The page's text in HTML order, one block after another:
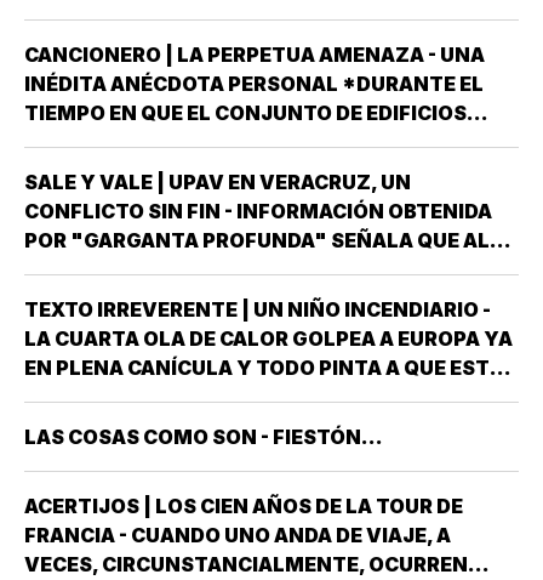
CANCIONERO | LA PERPETUA AMENAZA - UNA
INÉDITA ANÉCDOTA PERSONAL *DURANTE EL
TIEMPO EN QUE EL CONJUNTO DE EDIFICIOS
LLAMADO LOS PINOS FUE RESIDENCIA OFICIAL
DEL PRESIDENTE DE MÉXICO, ESTUVE AHÍ
SOLAMENTE CUATRO VECES, TRES DE ELLAS EN
CALIDAD DE…
SALE Y VALE | UPAV EN VERACRUZ, UN
CONFLICTO SIN FIN - INFORMACIÓN OBTENIDA
POR "GARGANTA PROFUNDA" SEÑALA QUE AL
GOBIERNO DEL ESTADO *ESTÁ A PUNTO DE
"REVENTARLE" EL TEMA DE LA UNIVERSIDAD
POPULAR AUTÓNOMA DE VERACRUZ (UPAV) EN
LAS MANOS *Y NO ES…
TEXTO IRREVERENTE | UN NIÑO INCENDIARIO -
LA CUARTA OLA DE CALOR GOLPEA A EUROPA YA
EN PLENA CANÍCULA Y TODO PINTA A QUE ESTE
2026 SE UBICARÁ COMO EL PEOR DE LA HISTORIA
EN CUANTO A GOLPES CLIMÁTICOS *UNA OLA
LAS COSAS COMO SON - FIESTÓN...
ACERTIJOS | LOS CIEN AÑOS DE LA TOUR DE
FRANCIA - CUANDO UNO ANDA DE VIAJE, A
VECES, CIRCUNSTANCIALMENTE, OCURREN